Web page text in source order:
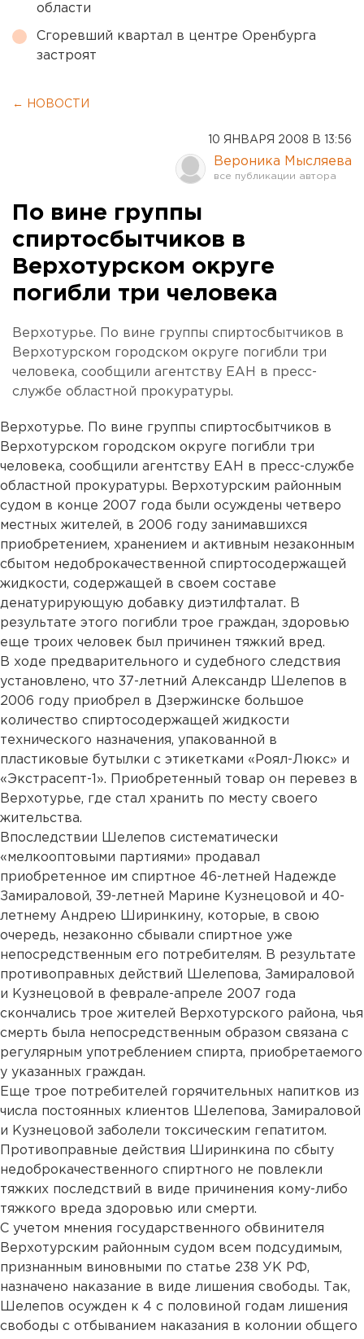
области
Сгоревший квартал в центре Оренбурга
застроят
← НОВОСТИ
10 ЯНВАРЯ 2008 В 13:56
Вероника Мысляева
По вине группы
спиртосбытчиков в
Верхотурском округе
погибли три человека
Верхотурье. По вине группы спиртосбытчиков в
Верхотурском городском округе погибли три
человека, сообщили агентству ЕАН в пресс-
службе областной прокуратуры.
Верхотурье. По вине группы спиртосбытчиков в
Верхотурском городском округе погибли три
человека, сообщили агентству ЕАН в пресс-службе
областной прокуратуры. Верхотурским районным
судом в конце 2007 года были осуждены четверо
местных жителей, в 2006 году занимавшихся
приобретением, хранением и активным незаконным
сбытом недоброкачественной спиртосодержащей
жидкости, содержащей в своем составе
денатурирующую добавку диэтилфталат. В
результате этого погибли трое граждан, здоровью
еще троих человек был причинен тяжкий вред.
В ходе предварительного и судебного следствия
установлено, что 37-летний Александр Шелепов в
2006 году приобрел в Дзержинске большое
количество спиртосодержащей жидкости
технического назначения, упакованной в
пластиковые бутылки с этикетками «Роял-Люкс» и
«Экстрасепт-1». Приобретенный товар он перевез в
Верхотурье, где стал хранить по месту своего
жительства.
Впоследствии Шелепов систематически
«мелкооптовыми партиями» продавал
приобретенное им спиртное 46-летней Надежде
Замираловой, 39-летней Марине Кузнецовой и 40-
летнему Андрею Ширинкину, которые, в свою
очередь, незаконно сбывали спиртное уже
непосредственным его потребителям. В результате
противоправных действий Шелепова, Замираловой
и Кузнецовой в феврале-апреле 2007 года
скончались трое жителей Верхотурского района, чья
смерть была непосредственным образом связана с
регулярным употреблением спирта, приобретаемого
у указанных граждан.
Еще трое потребителей горячительных напитков из
числа постоянных клиентов Шелепова, Замираловой
и Кузнецовой заболели токсическим гепатитом.
Противоправные действия Ширинкина по сбыту
недоброкачественного спиртного не повлекли
тяжких последствий в виде причинения кому-либо
тяжкого вреда здоровью или смерти.
С учетом мнения государственного обвинителя
Верхотурским районным судом всем подсудимым,
признанным виновными по статье 238 УК РФ,
назначено наказание в виде лишения свободы. Так,
Шелепов осужден к 4 с половиной годам лишения
свободы с отбыванием наказания в колонии общего